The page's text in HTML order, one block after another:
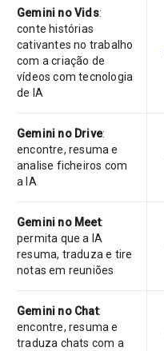
Gemini no Vids:
conte histórias
cativantes no trabalho
com a criação de
vídeos com tecnologia
de IA
Gemini no Drive:
encontre, resuma e
analise ficheiros com
a IA
Gemini no Meet:
permita que a IA
resuma, traduza e tire
notas em reuniões
Gemini no Chat:
encontre, resuma e
traduza chats com a